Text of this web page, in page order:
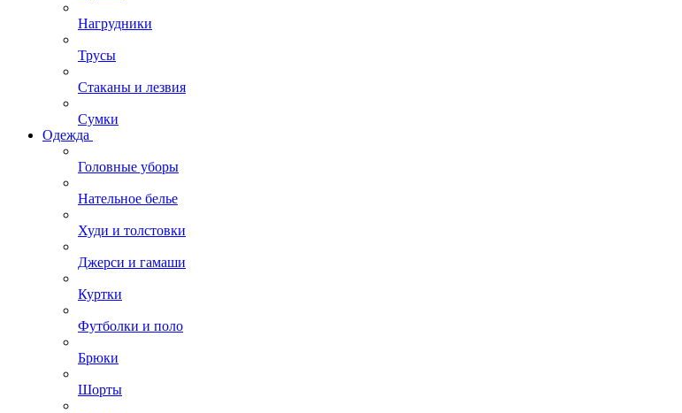
Нагрудники
Трусы
Стаканы и лезвия
Сумки
Одежда
Головные уборы
Нательное белье
Худи и толстовки
Джерси и гамаши
Куртки
Футболки и поло
Брюки
Шорты